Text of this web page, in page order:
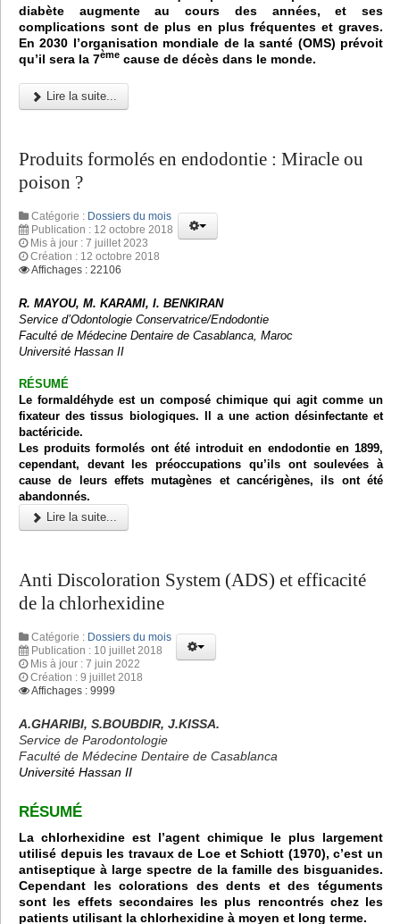
diabète augmente au cours des années, et ses
complications sont de plus en plus fréquentes et graves.
En 2030 l’organisation mondiale de la santé (OMS) prévoit
qu’il sera la 7ème cause de décès dans le monde.
Lire la suite...
Produits formolés en endodontie : Miracle ou
poison ?
Catégorie : Dossiers du mois
Publication : 12 octobre 2018
Mis à jour : 7 juillet 2023
Création : 12 octobre 2018
Affichages : 22106
R. MAYOU, M. KARAMI, I. BENKIRAN
Service d’Odontologie Conservatrice/Endodontie
Faculté de Médecine Dentaire de Casablanca, Maroc
Université Hassan II
RÉSUMÉ
Le formaldéhyde est un composé chimique qui agit comme un
fixateur des tissus biologiques. Il a une action désinfectante et
bactéricide.
Les produits formolés ont été introduit en endodontie en 1899,
cependant, devant les préoccupations qu’ils ont soulevées à
cause de leurs effets mutagènes et cancérigènes, ils ont été
abandonnés.
Lire la suite...
Anti Discoloration System (ADS) et efficacité
de la chlorhexidine
Catégorie : Dossiers du mois
Publication : 10 juillet 2018
Mis à jour : 7 juin 2022
Création : 9 juillet 2018
Affichages : 9999
A.GHARIBI, S.BOUBDIR, J.KISSA.
Service de Parodontologie
Faculté de Médecine Dentaire de Casablanca
Université Hassan II
RÉSUMÉ
La chlorhexidine est l’agent chimique le plus largement
utilisé depuis les travaux de Loe et Schiott (1970), c’est un
antiseptique à large spectre de la famille des bisguanides.
Cependant les colorations des dents et des téguments
sont les effets secondaires les plus rencontrés chez les
patients utilisant la chlorhexidine à moyen et long terme.